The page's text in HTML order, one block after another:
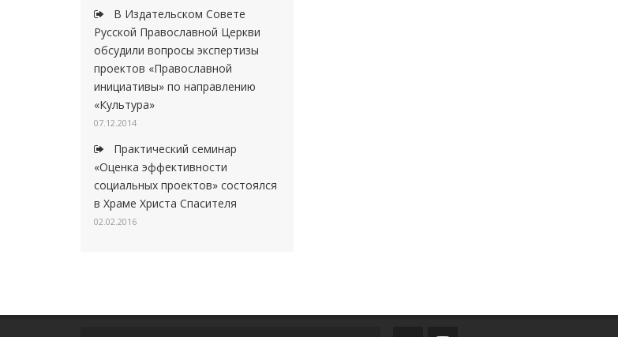
В Издательском Совете
Русской Православной Церкви
обсудили вопросы экспертизы
проектов «Православной
инициативы» по направлению
«Культура»
07.12.2014
Практический семинар
«Оценка эффективности
социальных проектов» состоялся
в Храме Христа Спасителя
02.02.2016